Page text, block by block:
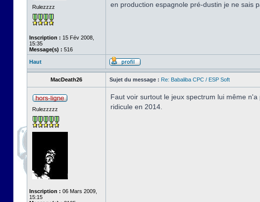
Rulezzzz
Inscription : 15 Fév 2008,
15:35
Message(s) : 516
en production espagnole pré-dustin je ne sais
Haut
MacDeath26 Sujet du message : Re: Babaliba CPC / ESP Soft
Rulezzzzz
Inscription : 06 Mars 2009,
15:15
Faut voir surtout le jeux spectrum lui même
ridicule en 2014.